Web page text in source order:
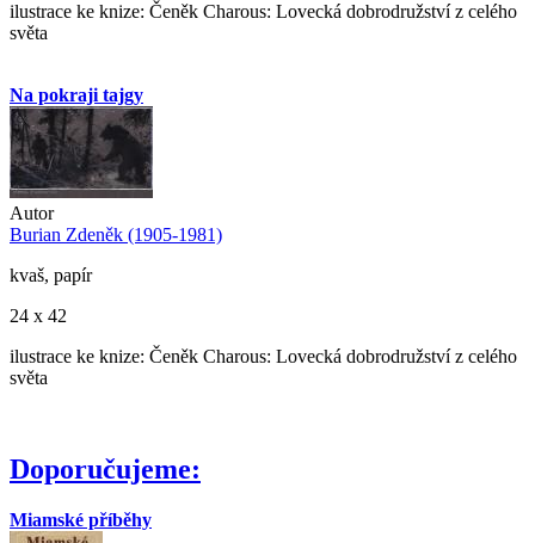
ilustrace ke knize: Čeněk Charous: Lovecká dobrodružství z celého
světa
Na pokraji tajgy
Autor
Burian Zdeněk (1905-1981)
kvaš, papír
24 x 42
ilustrace ke knize: Čeněk Charous: Lovecká dobrodružství z celého
světa
Doporučujeme:
Miamské příběhy